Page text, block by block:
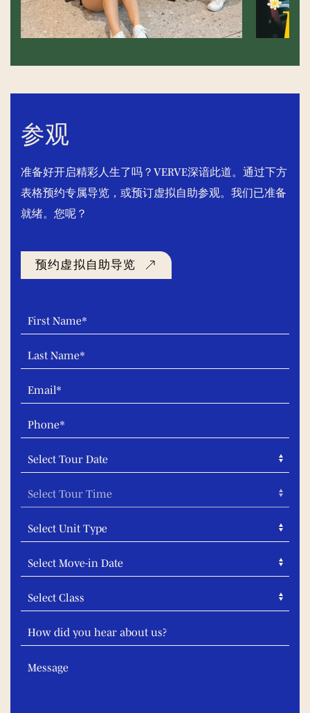
参观
准备好开启精彩人生了吗？VERVE深谙此道。通过下方
表格预约专属导览，或预订虚拟自助参观。我们已准备
就绪。您呢？
预约虚拟自助导览